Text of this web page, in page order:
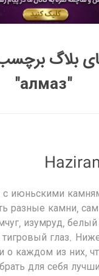
بلاگ
"алмаз"
с июньскими
разные камни,
изумруд, белый
тигровый глаз.
о каждом из них,
для себя